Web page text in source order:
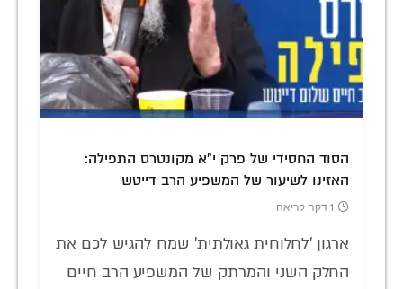
הסוד החסידי של פרק י"א מקונטרס התפילה:
האזינו לשיעור של המשפיע הרב דייטש
1 דקה קריאה
ארגון 'לחלוחית גאולתית' שמח להגיש לכם את
החלק השני והמרתק של המשפיע הרב חיים